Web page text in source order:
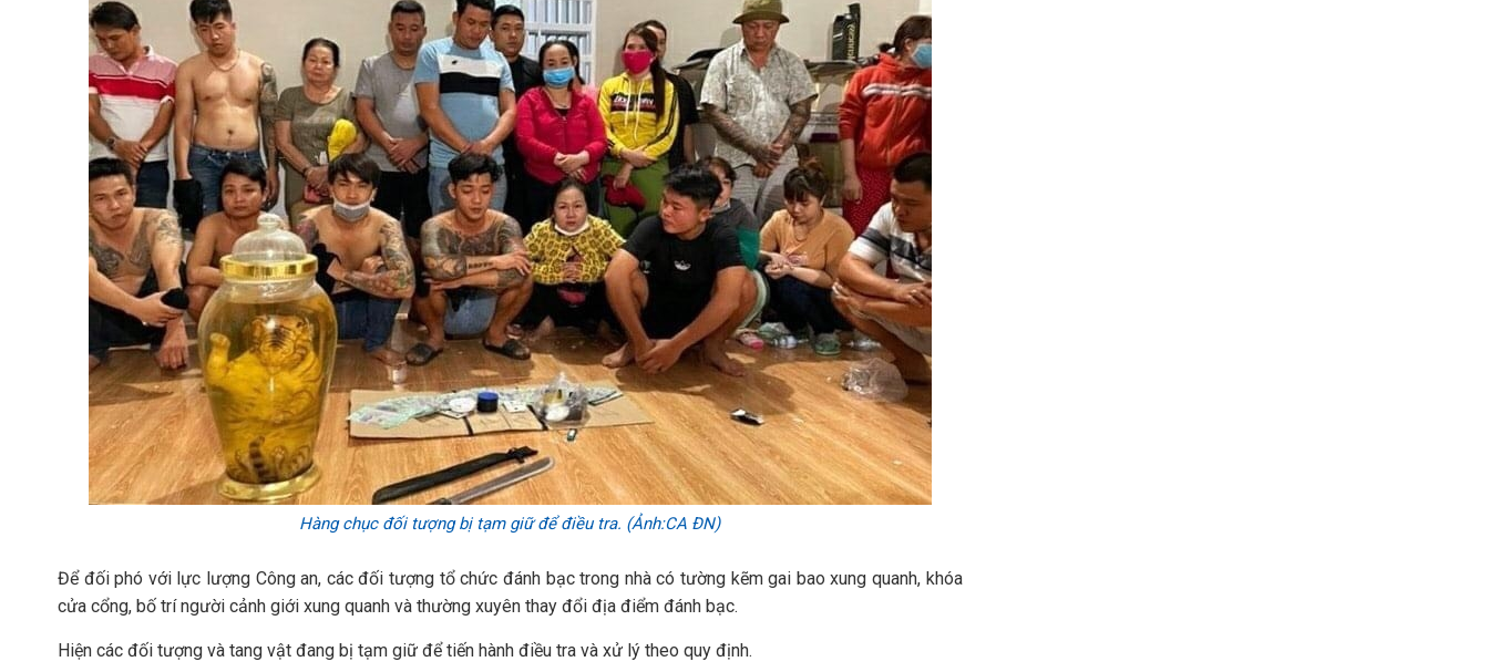
Hàng chục đối tượng bị tạm giữ để điều tra. (Ảnh:CA ĐN)
Để đối phó với lực lượng Công an, các đối tượng tổ chức đánh bạc trong nhà có tường kẽm gai bao xung quanh, khóa
cửa cổng, bố trí người cảnh giới xung quanh và thường xuyên thay đổi địa điểm đánh bạc.
Hiện các đối tượng và tang vật đang bị tạm giữ để tiến hành điều tra và xử lý theo quy định.